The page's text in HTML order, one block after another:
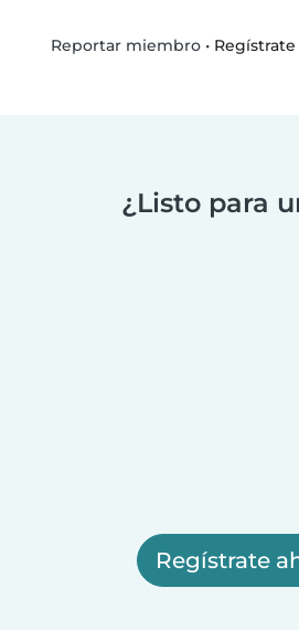
Reportar miembro•
¿Listo para
Regístrate